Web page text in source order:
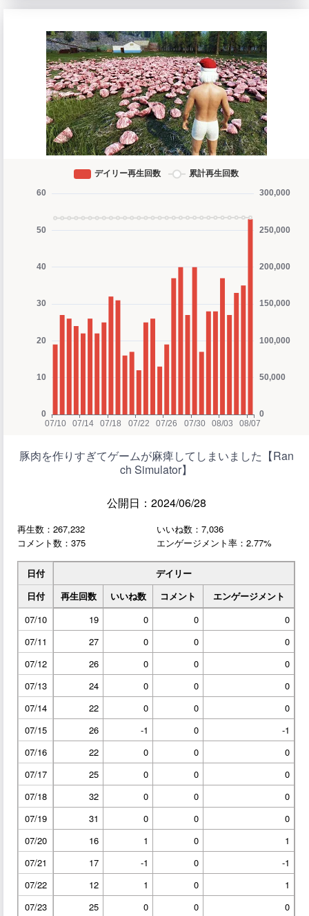
豚肉を作りすぎてゲームが麻痺してしまいました【Ran
ch Simulator】
公開日：2024/06/28
再生数：267,232
いいね数：7,036
コメント数：375
エンゲージメント率：2.77%
日付
デイリー
日付
再生回数 いいね数 コメント
エンゲージメント
07/10
19 0 0
0
07/11
27 0 0
0
07/12
26 0 0
0
07/13
24 0 0
0
07/14
22 0 0
0
07/15
26 -1 0
-1
07/16
22 0 0
0
07/17
25 0 0
0
07/18
32 0 0
0
07/19
31 0 0
0
07/20
16 1 0
1
07/21
17 -1 0
-1
07/22
12 1 0
1
07/23
25 0 0 0